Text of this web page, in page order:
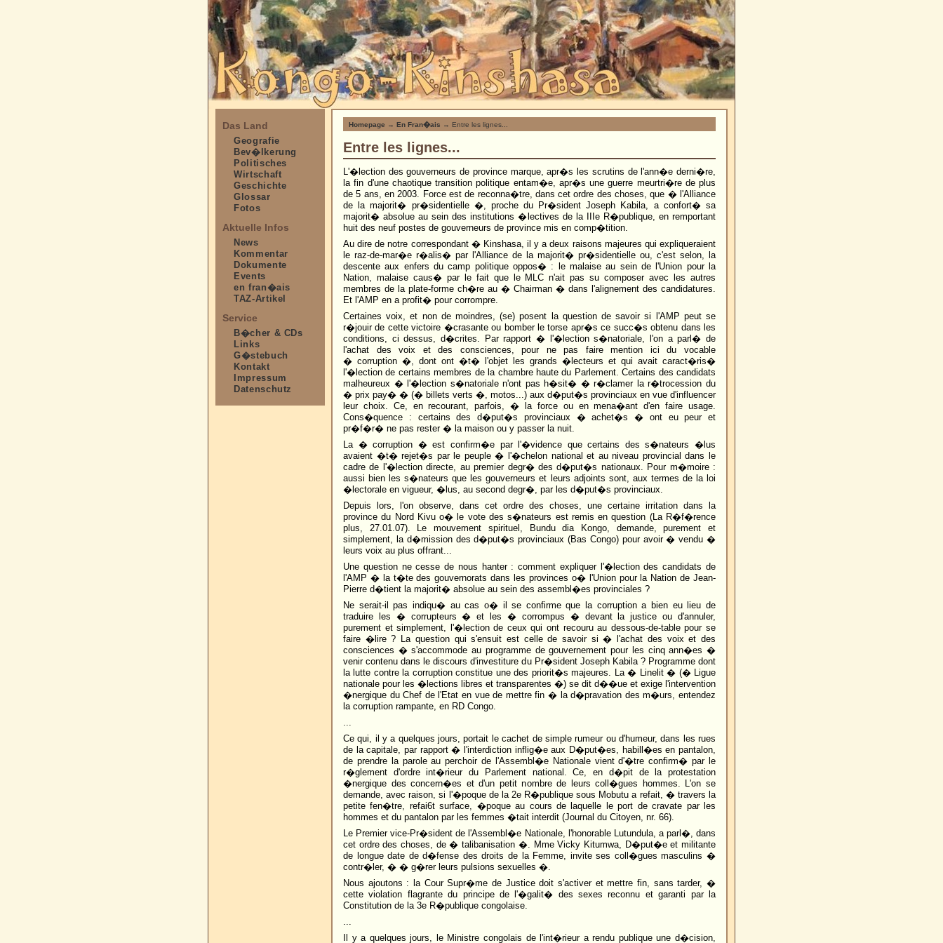
Das Land
Geografie
Bev�lkerung
Politisches
Wirtschaft
Geschichte
Glossar
Fotos
Aktuelle Infos
News
Kommentar
Dokumente
Events
en fran�ais
TAZ-Artikel
Service
B�cher & CDs
Links
G�stebuch
Kontakt
Impressum
Datenschutz
Homepage → En Fran�ais → Entre les lignes...
Entre les lignes...
L'�lection des gouverneurs de province marque, apr�s les scrutins de l'ann�e derni�re,
la fin d'une chaotique transition politique entam�e, apr�s une guerre meurtri�re de plus
de 5 ans, en 2003. Force est de reconna�tre, dans cet ordre des choses, que � l'Alliance
de la majorit� pr�sidentielle �, proche du Pr�sident Joseph Kabila, a confort� sa
majorit� absolue au sein des institutions �lectives de la IIIe R�publique, en remportant
huit des neuf postes de gouverneurs de province mis en comp�tition.
Au dire de notre correspondant � Kinshasa, il y a deux raisons majeures qui expliqueraient
le raz-de-mar�e r�alis� par l'Alliance de la majorit� pr�sidentielle ou, c'est selon, la
descente aux enfers du camp politique oppos� : le malaise au sein de l'Union pour la
Nation, malaise caus� par le fait que le MLC n'ait pas su composer avec les autres
membres de la plate-forme ch�re au � Chairman � dans l'alignement des candidatures.
Et l'AMP en a profit� pour corrompre.
Certaines voix, et non de moindres, (se) posent la question de savoir si l'AMP peut se
r�jouir de cette victoire �crasante ou bomber le torse apr�s ce succ�s obtenu dans les
conditions, ci dessus, d�crites. Par rapport � l'�lection s�natoriale, l'on a parl� de
l'achat des voix et des consciences, pour ne pas faire mention ici du vocable
� corruption �, dont ont �t� l'objet les grands �lecteurs et qui avait caract�ris�
l'�lection de certains membres de la chambre haute du Parlement. Certains des candidats
malheureux � l'�lection s�natoriale n'ont pas h�sit� � r�clamer la r�trocession du
� prix pay� � (� billets verts �, motos...) aux d�put�s provinciaux en vue d'influencer
leur choix. Ce, en recourant, parfois, � la force ou en mena�ant d'en faire usage.
Cons�quence : certains des d�put�s provinciaux � achet�s � ont eu peur et
pr�f�r� ne pas rester � la maison ou y passer la nuit.
La � corruption � est confirm�e par l'�vidence que certains des s�nateurs �lus
avaient �t� rejet�s par le peuple � l'�chelon national et au niveau provincial dans le
cadre de l'�lection directe, au premier degr� des d�put�s nationaux. Pour m�moire :
aussi bien les s�nateurs que les gouverneurs et leurs adjoints sont, aux termes de la loi
�lectorale en vigueur, �lus, au second degr�, par les d�put�s provinciaux.
Depuis lors, l'on observe, dans cet ordre des choses, une certaine irritation dans la
province du Nord Kivu o� le vote des s�nateurs est remis en question (La R�f�rence
plus, 27.01.07). Le mouvement spirituel, Bundu dia Kongo, demande, purement et
simplement, la d�mission des d�put�s provinciaux (Bas Congo) pour avoir � vendu �
leurs voix au plus offrant...
Une question ne cesse de nous hanter : comment expliquer l'�lection des candidats de
l'AMP � la t�te des gouvernorats dans les provinces o� l'Union pour la Nation de Jean-
Pierre d�tient la majorit� absolue au sein des assembl�es provinciales ?
Ne serait-il pas indiqu� au cas o� il se confirme que la corruption a bien eu lieu de
traduire les � corrupteurs � et les � corrompus � devant la justice ou d'annuler,
purement et simplement, l'�lection de ceux qui ont recouru au dessous-de-table pour se
faire �lire ? La question qui s'ensuit est celle de savoir si � l'achat des voix et des
consciences � s'accommode au programme de gouvernement pour les cinq ann�es �
venir contenu dans le discours d'investiture du Pr�sident Joseph Kabila ? Programme dont
la lutte contre la corruption constitue une des priorit�s majeures. La � Linelit � (� Ligue
nationale pour les �lections libres et transparentes �) se dit d��ue et exige l'intervention
�nergique du Chef de l'Etat en vue de mettre fin � la d�pravation des m�urs, entendez
la corruption rampante, en RD Congo.
...
Ce qui, il y a quelques jours, portait le cachet de simple rumeur ou d'humeur, dans les rues
de la capitale, par rapport � l'interdiction inflig�e aux D�put�es, habill�es en pantalon,
de prendre la parole au perchoir de l'Assembl�e Nationale vient d'�tre confirm� par le
r�glement d'ordre int�rieur du Parlement national. Ce, en d�pit de la protestation
�nergique des concern�es et d'un petit nombre de leurs coll�gues hommes. L'on se
demande, avec raison, si l'�poque de la 2e R�publique sous Mobutu a refait, � travers la
petite fen�tre, refai6t surface, �poque au cours de laquelle le port de cravate par les
hommes et du pantalon par les femmes �tait interdit (Journal du Citoyen, nr. 66).
Le Premier vice-Pr�sident de l'Assembl�e Nationale, l'honorable Lutundula, a parl�, dans
cet ordre des choses, de � talibanisation �. Mme Vicky Kitumwa, D�put�e et militante
de longue date de d�fense des droits de la Femme, invite ses coll�gues masculins �
contr�ler, � � g�rer leurs pulsions sexuelles �.
Nous ajoutons : la Cour Supr�me de Justice doit s'activer et mettre fin, sans tarder, �
cette violation flagrante du principe de l'�galit� des sexes reconnu et garanti par la
Constitution de la 3e R�publique congolaise.
...
Il y a quelques jours, le Ministre congolais de l'int�rieur a rendu publique une d�cision,